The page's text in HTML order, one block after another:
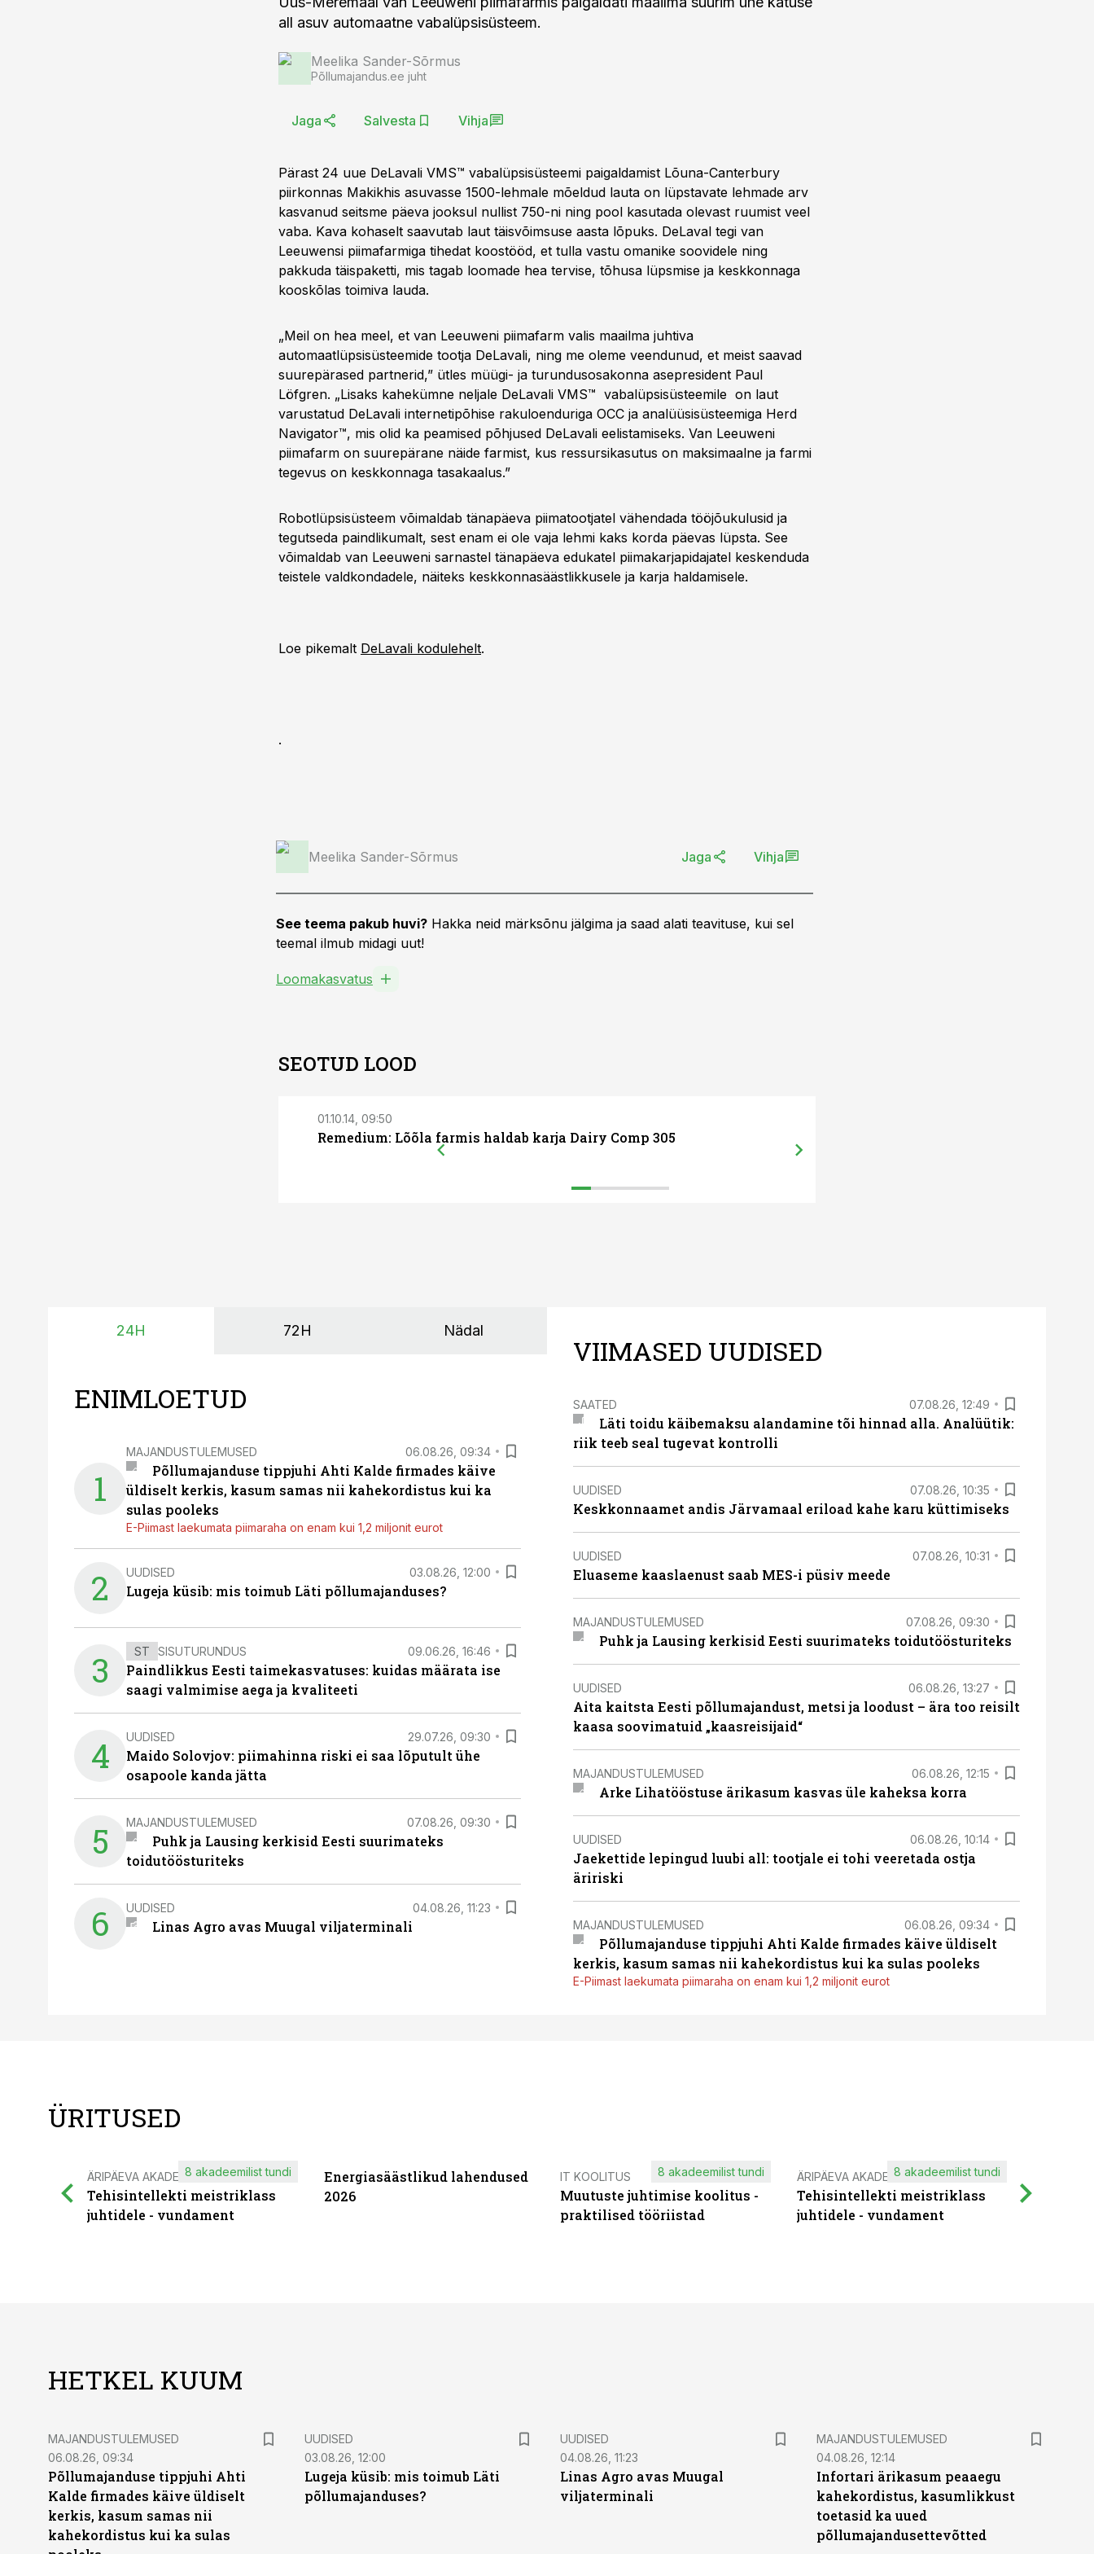
all asuv automaatne vabalüpsisüsteem.
Meelika Sander-Sõrmus
Põllumajandus.ee juht
Jaga Salvesta Vihja
Pärast 24 uue DeLavali VMS™ vabalüpsisüsteemi paigaldamist Lõuna-Canterbury
piirkonnas Makikhis asuvasse 1500-lehmale mõeldud lauta on lüpstavate lehmade arv
kasvanud seitsme päeva jooksul nullist 750-ni ning pool kasutada olevast ruumist veel
vaba. Kava kohaselt saavutab laut täisvõimsuse aasta lõpuks. DeLaval tegi van
Leeuwensi piimafarmiga tihedat koostööd, et tulla vastu omanike soovidele ning
pakkuda täispaketti, mis tagab loomade hea tervise, tõhusa lüpsmise ja keskkonnaga
kooskõlas toimiva lauda.
„Meil on hea meel, et van Leeuweni piimafarm valis maailma juhtiva
automaatlüpsisüsteemide tootja DeLavali, ning me oleme veendunud, et meist saavad
suurepärased partnerid,” ütles müügi- ja turundusosakonna asepresident Paul
Löfgren. „Lisaks kahekümne neljale DeLavali VMS™ vabalüpsisüsteemile on laut
varustatud DeLavali internetipõhise rakuloenduriga OCC ja analüüsisüsteemiga Herd
Navigator™, mis olid ka peamised põhjused DeLavali eelistamiseks. Van Leeuweni
piimafarm on suurepärane näide farmist, kus ressursikasutus on maksimaalne ja farmi
tegevus on keskkonnaga tasakaalus.”
Robotlüpsisüsteem võimaldab tänapäeva piimatootjatel vähendada tööjõukulusid ja
tegutseda paindlikumalt, sest enam ei ole vaja lehmi kaks korda päevas lüpsta. See
võimaldab van Leeuweni sarnastel tänapäeva edukatel piimakarjapidajatel keskenduda
teistele valdkondadele, näiteks keskkonnasäästlikkusele ja karja haldamisele.
Loe pikemalt DeLavali kodulehelt.
.
Meelika Sander-Sõrmus Jaga Vihja
See teema pakub huvi? Hakka neid märksõnu jälgima ja saad alati teavituse, kui sel
teemal ilmub midagi uut!
Loomakasvatus
SEOTUD LOOD
01.10.14, 09:50
Remedium: Lõõla farmis haldab karja Dairy Comp 305
24H 72H Nädal
ENIMLOETUD
1
MAJANDUSTULEMUSED 06.08.26, 09:34
Põllumajanduse tippjuhi Ahti Kalde firmades käive
üldiselt kerkis, kasum samas nii kahekordistus kui ka
sulas pooleks
E-Piimast laekumata piimaraha on enam kui 1,2 miljonit eurot
2 UUDISED 03.08.26, 12:00
Lugeja küsib: mis toimub Läti põllumajanduses?
3 ST SISUTURUNDUS 09.06.26, 16:46
Paindlikkus Eesti taimekasvatuses: kuidas määrata ise
saagi valmimise aega ja kvaliteeti
4 UUDISED 29.07.26, 09:30
Maido Solovjov: piimahinna riski ei saa lõputult ühe
osapoole kanda jätta
5 MAJANDUSTULEMUSED 07.08.26, 09:30
Puhk ja Lausing kerkisid Eesti suurimateks
toidutöösturiteks
6 UUDISED 04.08.26, 11:23
Linas Agro avas Muugal viljaterminali
VIIMASED UUDISED
SAATED 07.08.26, 12:49
Läti toidu käibemaksu alandamine tõi hinnad alla. Analüütik:
riik teeb seal tugevat kontrolli
UUDISED 07.08.26, 10:35
Keskkonnaamet andis Järvamaal eriload kahe karu küttimiseks
UUDISED 07.08.26, 10:31
Eluaseme kaaslaenust saab MES-i püsiv meede
MAJANDUSTULEMUSED 07.08.26, 09:30
Puhk ja Lausing kerkisid Eesti suurimateks toidutöösturiteks
UUDISED 06.08.26, 13:27
Aita kaitsta Eesti põllumajandust, metsi ja loodust – ära too reisilt
kaasa soovimatuid „kaasreisijaid“
MAJANDUSTULEMUSED 06.08.26, 12:15
Arke Lihatööstuse ärikasum kasvas üle kaheksa korra
UUDISED 06.08.26, 10:14
Jaekettide lepingud luubi all: tootjale ei tohi veeretada ostja
äririski
MAJANDUSTULEMUSED 06.08.26, 09:34
Põllumajanduse tippjuhi Ahti Kalde firmades käive üldiselt
kerkis, kasum samas nii kahekordistus kui ka sulas pooleks
E-Piimast laekumata piimaraha on enam kui 1,2 miljonit eurot
ÜRITUSED
ÄRIPÄEVA AKADEEMIA
Tehisintellekti meistriklass
juhtidele - vundament
8 akadeemilist tundi
Energiasäästlikud lahendused
2026
IT KOOLITUS
Muutuste juhtimise koolitus -
praktilised tööriistad
8 akadeemilist tundi ÄRIPÄEVA AKADEEMIA
Tehisintellekti meistriklass
juhtidele - vundament
8 akadeemilist tundi
HETKEL KUUM
MAJANDUSTULEMUSED
06.08.26, 09:34
Põllumajanduse tippjuhi Ahti
Kalde firmades käive üldiselt
kerkis, kasum samas nii
kahekordistus kui ka sulas
UUDISED
03.08.26, 12:00
Lugeja küsib: mis toimub Läti
põllumajanduses?
UUDISED
04.08.26, 11:23
Linas Agro avas Muugal
viljaterminali
MAJANDUSTULEMUSED
04.08.26, 12:14
Infortari ärikasum peaaegu
kahekordistus, kasumlikkust
toetasid ka uued
põllumajandusettevõtted